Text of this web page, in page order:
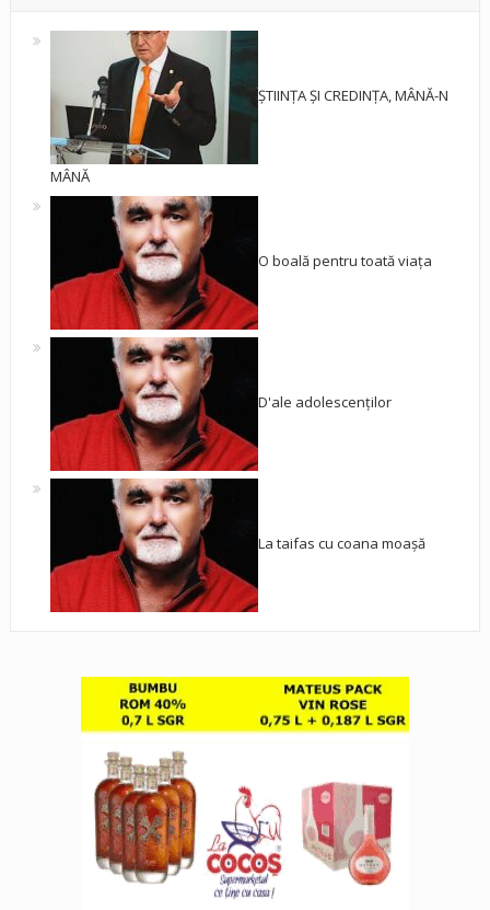
ȘTIINȚA ȘI CREDINȚA, MÂNĂ-N
MÂNĂ
O boală pentru toată viața
D'ale adolescenților
La taifas cu coana moașă